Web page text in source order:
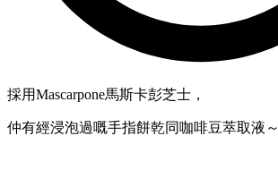
採用Mascarpone馬斯卡彭芝士，
仲有經浸泡過嘅手指餅乾同咖啡豆萃取液～